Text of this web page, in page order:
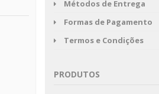
Métodos de Entrega
Formas de Pagamento
Termos e Condições
PRODUTOS